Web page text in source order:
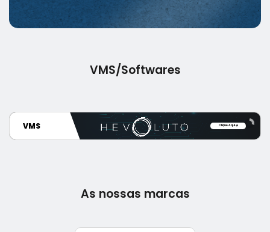
VMS/Softwares
VMS Clique Aqui
As nossas marcas